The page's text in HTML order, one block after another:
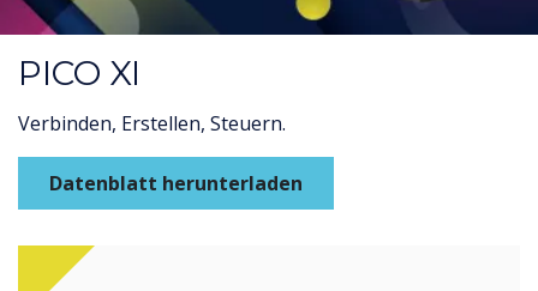
PICO XI
Verbinden, Erstellen, Steuern.
Datenblatt herunterladen